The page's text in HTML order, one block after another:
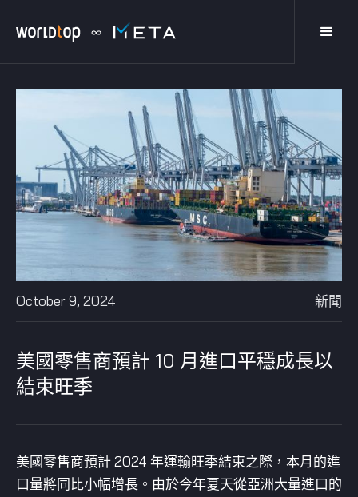
October 9, 2024 新聞
美國零售商預計 10 月進口平穩成長以
結束旺季
美國零售商預計 2024 年運輸旺季結束之際，本月的進
口量將同比小幅增長。由於今年夏天從亞洲大量進口的